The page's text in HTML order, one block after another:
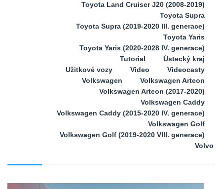
Toyota Land Cruiser J20 (2008-2019)
Toyota Supra
Toyota Supra (2019-2020 III. generace)
Toyota Yaris
Toyota Yaris (2020-2028 IV. generace)
Tutorial
Ústecký kraj
Užitkové vozy
Video
Videocasty
Volkswagen
Volkswagen Arteon
Volkswagen Arteon (2017-2020)
Volkswagen Caddy
Volkswagen Caddy (2015-2020 IV. generace)
Volkswagen Golf
Volkswagen Golf (2019-2020 VIII. generace)
Volvo